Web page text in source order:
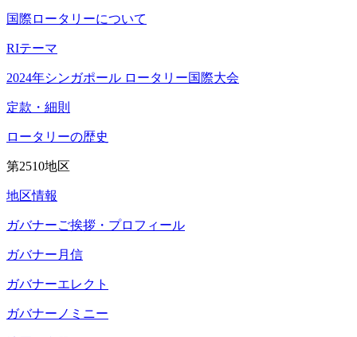
国際ロータリーについて
RIテーマ
2024年シンガポール ロータリー国際大会
定款・細則
ロータリーの歴史
第2510地区
地区情報
ガバナーご挨拶・プロフィール
ガバナー月信
ガバナーエレクト
ガバナーノミニー